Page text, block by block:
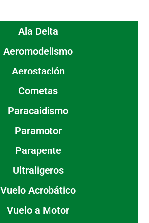
Ala Delta
Aeromodelismo
Aerostación
Cometas
Paracaidismo
Paramotor
Parapente
Ultraligeros
Vuelo Acrobático
Vuelo a Motor